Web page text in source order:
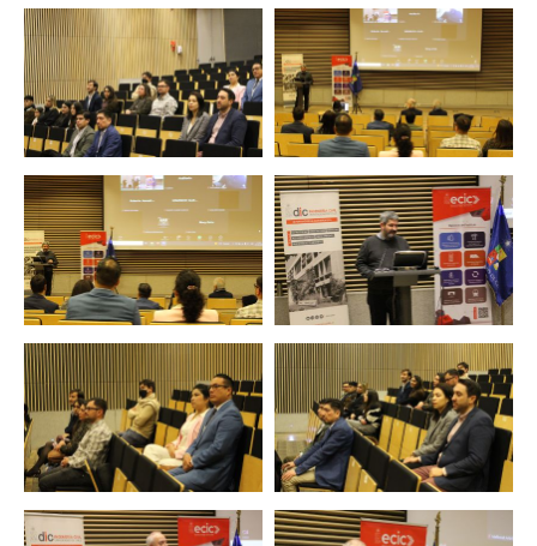
Zoom Zoom
Zoom Zoom
Zoom Zoom
Zoom Zoom